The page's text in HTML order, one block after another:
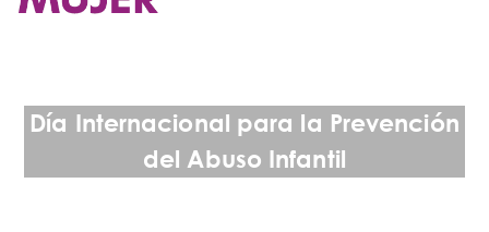
Día Internacional para la Prevención
del Abuso Infantil